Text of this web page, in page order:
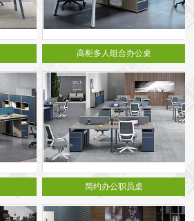
高柜多人组合办公桌
简约办公职员桌